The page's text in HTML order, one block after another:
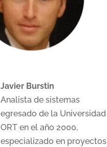
Javier Burstin
Analista de sistemas
egresado de la Universidad
ORT en el año 2000,
especializado en proyectos